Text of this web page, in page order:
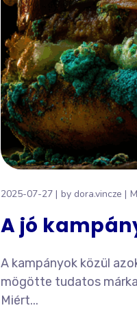
2025-07-27 by dora.vincze
A jó
A kampányok közül
mögötte tudatos
Miért...